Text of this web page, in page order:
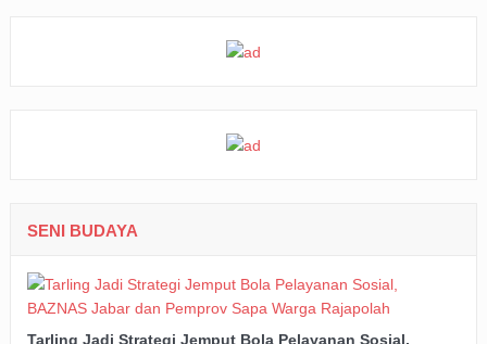
SENI BUDAYA
Tarling Jadi Strategi Jemput Bola Pelayanan Sosial,